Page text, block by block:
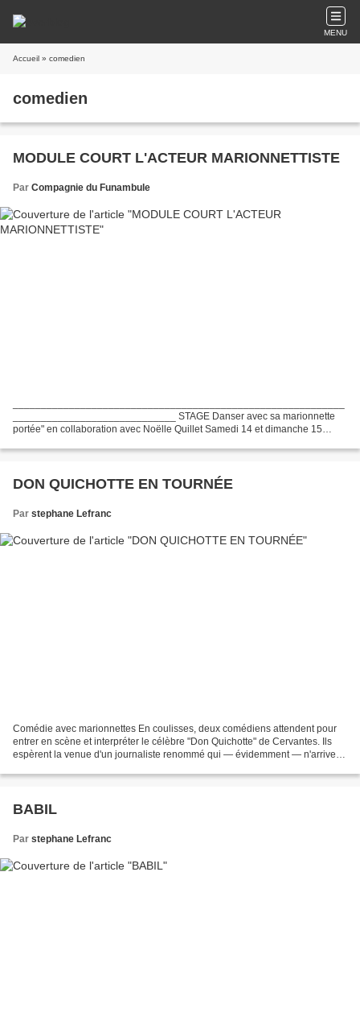
MENU
Accueil » comedien
comedien
MODULE COURT L'ACTEUR MARIONNETTISTE
Par Compagnie du Funambule
_____________________________ STAGE Danser avec sa marionnette
portée" en collaboration avec Noëlle Quillet Samedi 14 et dimanche 15
DON QUICHOTTE EN TOURNÉE
Par stephane Lefranc
Comédie avec marionnettes En coulisses, deux comédiens attendent pour
entrer en scène et interpréter le célèbre "Don Quichotte" de Cervantes. Ils
espèrent la venue d'un journaliste renommé qui — évidemment — n'arrive
BABIL
Par stephane Lefranc